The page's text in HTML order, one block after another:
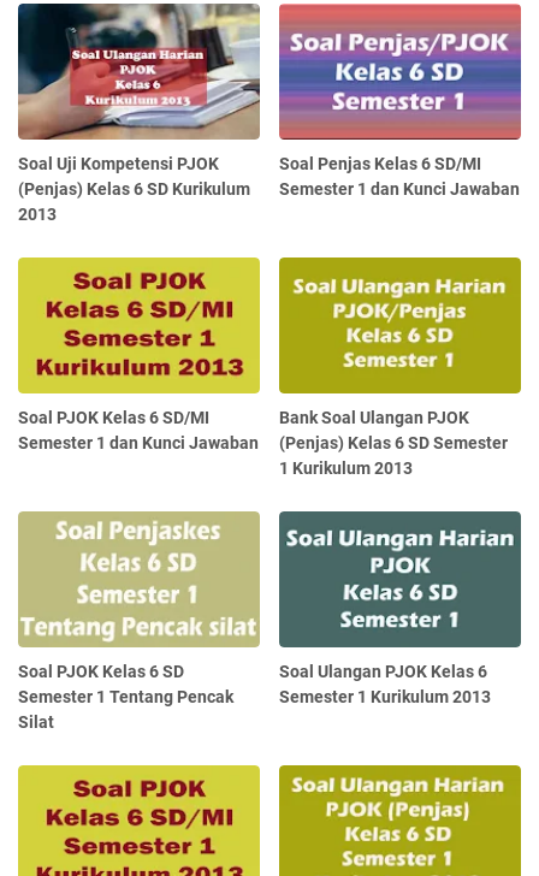
Soal Uji Kompetensi PJOK
(Penjas) Kelas 6 SD Kurikulum
2013
Soal Penjas Kelas 6 SD/MI
Semester 1 dan Kunci Jawaban
Soal PJOK Kelas 6 SD/MI
Semester 1 dan Kunci Jawaban
Bank Soal Ulangan PJOK
(Penjas) Kelas 6 SD Semester
1 Kurikulum 2013
Soal PJOK Kelas 6 SD
Semester 1 Tentang Pencak
Silat
Soal Ulangan PJOK Kelas 6
Semester 1 Kurikulum 2013